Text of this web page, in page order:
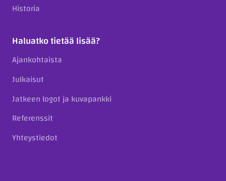
Historia
Haluatko tietää lisää?
Ajankohtaista
Julkaisut
Jatkeen logot ja kuvapankki
Referenssit
Yhteystiedot